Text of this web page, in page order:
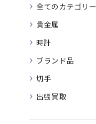
全てのカテゴリー
貴金属
時計
ブランド品
切手
出張買取